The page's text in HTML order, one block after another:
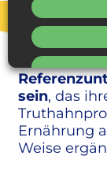
In der
sein, das
Ernährung
Weise